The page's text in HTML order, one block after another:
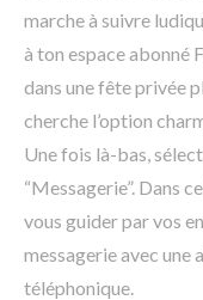
marche à suivre
à ton espace abonné
dans une fête privée
cherche l’option
Une fois là-bas,
“Messagerie”. Dans
vous guider par vos
messagerie avec une
téléphonique.